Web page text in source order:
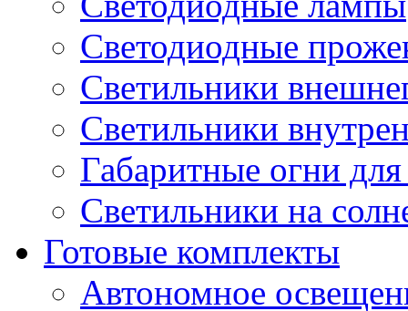
Светодиодные
Светильники
Светильники
Габаритные огни
Светильники на
Готовые комплекты
Автономное